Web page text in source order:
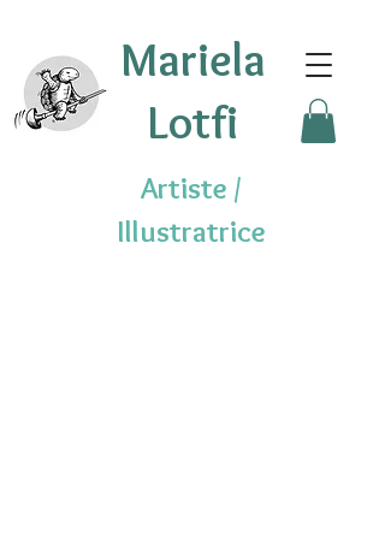
Mariela
Lotfi
Artiste /
Illustratrice